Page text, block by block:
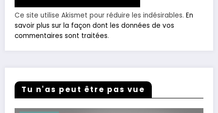
Ce site utilise Akismet pour réduire les indésirables. En
savoir plus sur la façon dont les données de vos
commentaires sont traitées.
Tu n'as peut être pas vue